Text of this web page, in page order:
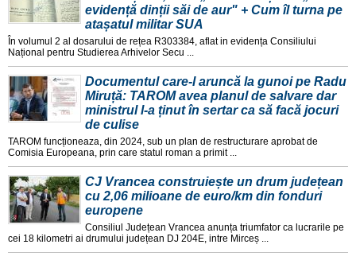
evidență dinții săi de aur" + Cum îl turna pe
atașatul militar SUA
În volumul 2 al dosarului de rețea R303384, aflat in evidența Consiliului
Național pentru Studierea Arhivelor Secu ...
Documentul care-l aruncă la gunoi pe Radu
Miruță: TAROM avea planul de salvare dar
ministrul l-a ținut în sertar ca să facă jocuri
de culise
TAROM funcționeaza, din 2024, sub un plan de restructurare aprobat de
Comisia Europeana, prin care statul roman a primit ...
CJ Vrancea construiește un drum județean
cu 2,06 milioane de euro/km din fonduri
europene
Consiliul Județean Vrancea anunța triumfator ca lucrarile pe
cei 18 kilometri ai drumului județean DJ 204E, intre Mirceș ...